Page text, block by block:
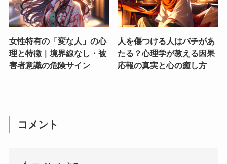
女性特有の「変な人」の心
理と特徴｜境界線なし・被
害者意識の危険サイン
人を傷つける人はバチがあ
たる？心理学が教える因果
応報の真実と心の癒し方
コメント